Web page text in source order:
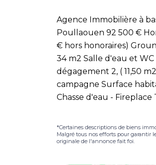
Agence Immobilière à
Poullaouen 92 500 €
€ hors honoraires)
34 m2 Salle d'eau et
dégagement 2, ( 11,50
campagne Surface
Chasse d'eau -
*Certaines descriptions de biens
Malgré tous nos efforts pour garantir
originale de l'annonce fait foi.